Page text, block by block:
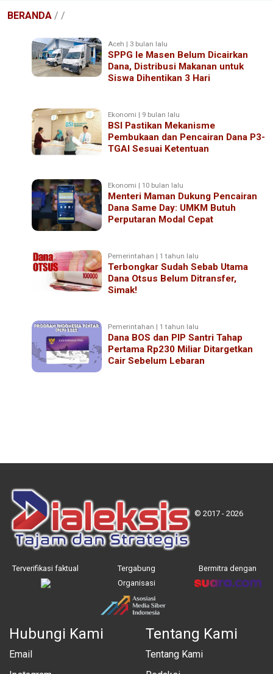
BERANDA / /
Aceh | 3 bulan lalu
SPPG Ie Masen Belum Dicairkan
Dana, Distribusi Makanan untuk
Siswa Dihentikan 3 Hari
Ekonomi | 9 bulan lalu
BSI Pastikan Mekanisme
Pembukaan dan Pencairan Dana P3-
TGAI Sesuai Ketentuan
Ekonomi | 10 bulan lalu
Menteri Maman Dukung Pencairan
Dana Same Day: UMKM Butuh
Perputaran Modal Cepat
Pemerintahan | 1 tahun lalu
Terbongkar Sudah Sebab Utama
Dana Otsus Belum Ditransfer,
Simak!
Pemerintahan | 1 tahun lalu
Dana BOS dan PIP Santri Tahap
Pertama Rp230 Miliar Ditargetkan
Cair Sebelum Lebaran
© 2017 - 2026
Terverifikasi faktual
Tergabung
Organisasi
Bermitra dengan
Hubungi Kami
Email
Tentang Kami
Tentang Kami